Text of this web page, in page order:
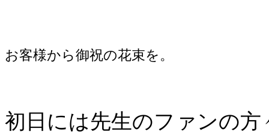
お客様から御祝の花束を。
初日には先生のファンの方